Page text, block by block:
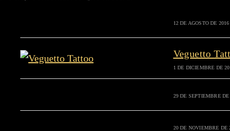
12 DE AGOSTO DE 2016
Veguetto
1 DE DICIEMBRE DE
29 DE SEPTIEMBRE DE
20 DE NOVIEMBRE DE